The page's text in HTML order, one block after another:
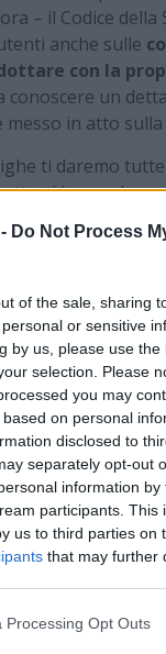
Do Not Process
of the sale, sharing
or sensitive
by us, please use the
selection. Please
you may
on personal
disclosed to
separately opt-out
information
participants.
us to third parties on
that may further
Processing Opt Outs
– il Codice della
anche sulle
con la
conoscere un
messo in atto
ti daremo
in regola e
anche
c’è da sapere
non
sulla
estetiche che
sulle varie auto è
vetri oscurati.
poi, la
moderne
e, dunque, di
da eventuali
riduzione